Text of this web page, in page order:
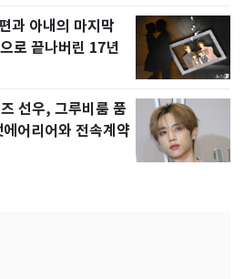
과 아내의 마지막
로 끝나버린 17년
선우, 그루비룸 품
어리어와 전속계약